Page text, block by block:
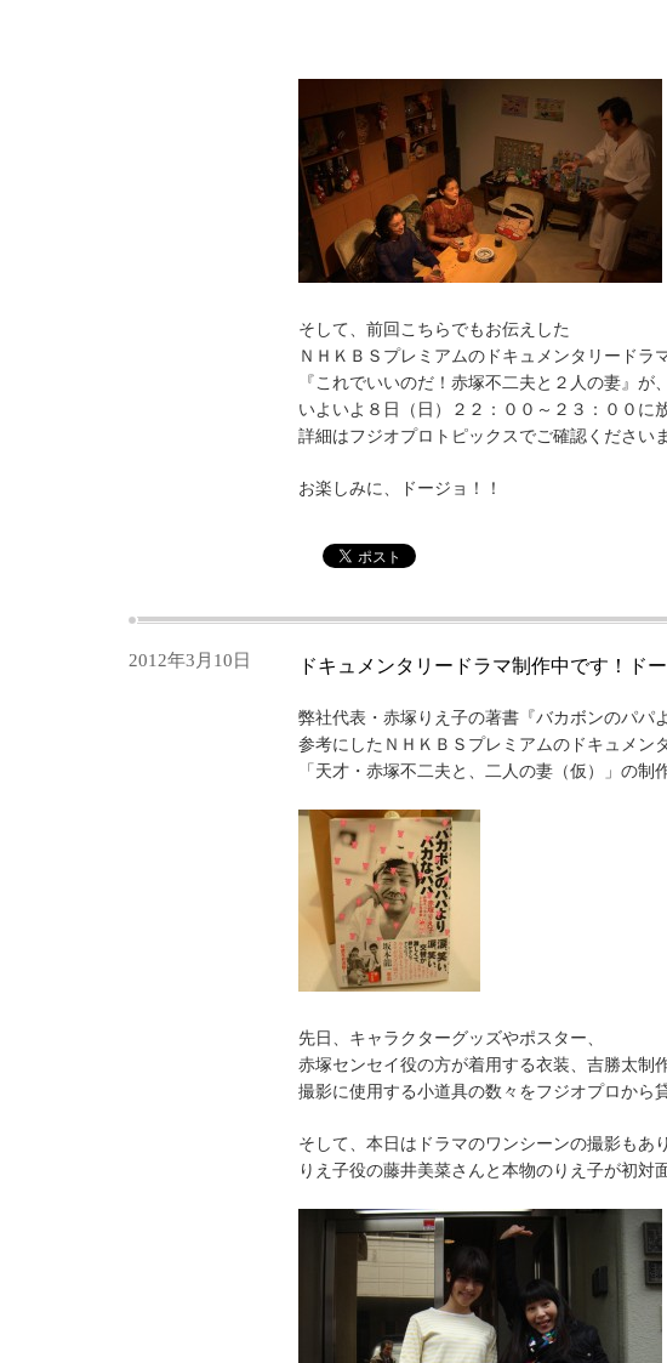
そして、前回こちらでもお伝えした
ＮＨＫＢＳプレミアムのドキュメンタリードラ
『これでいいのだ！赤塚不二夫と２人の妻』が、
いよいよ８日（日）２２：００～２３：００に
詳細はフジオプロトピックスでご確認ください
お楽しみに、ドージョ！！
2012年3月10日 ドキュメンタリードラマ制作中です！ドー
弊社代表・赤塚りえ子の著書『バカボンのパパ
参考にしたＮＨＫＢＳプレミアムのドキュメン
「天才・赤塚不二夫と、二人の妻（仮）」の制
先日、キャラクターグッズやポスター、
赤塚センセイ役の方が着用する衣装、吉勝太制
撮影に使用する小道具の数々をフジオプロから
そして、本日はドラマのワンシーンの撮影もあり
りえ子役の藤井美菜さんと本物のりえ子が初対面